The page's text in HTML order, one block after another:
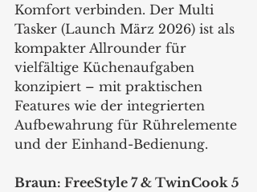
Komfort verbinden. Der Multi
Tasker (Launch März 2026) ist als
kompakter Allrounder für
vielfältige Küchenaufgaben
konzipiert – mit praktischen
Features wie der integrierten
Aufbewahrung für Rührelemente
und der Einhand-Bedienung.
Braun: FreeStyle 7 & TwinCook 5